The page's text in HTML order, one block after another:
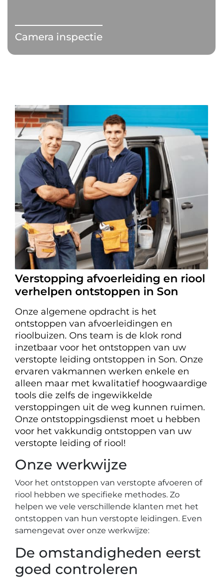
Camera inspectie
Verstopping afvoerleiding en riool
verhelpen ontstoppen in Son
Onze algemene opdracht is het
ontstoppen van afvoerleidingen en
rioolbuizen. Ons team is de klok rond
inzetbaar voor het ontstoppen van uw
verstopte leiding ontstoppen in Son. Onze
ervaren vakmannen werken enkele en
alleen maar met kwalitatief hoogwaardige
tools die zelfs de ingewikkelde
verstoppingen uit de weg kunnen ruimen.
Onze ontstoppingsdienst moet u hebben
voor het vakkundig ontstoppen van uw
verstopte leiding of riool!
Onze werkwijze
Voor het ontstoppen van verstopte afvoeren of
riool hebben we specifieke methodes. Zo
helpen we vele verschillende klanten met het
ontstoppen van hun verstopte leidingen. Even
samengevat over onze werkwijze:
De omstandigheden eerst
goed controleren